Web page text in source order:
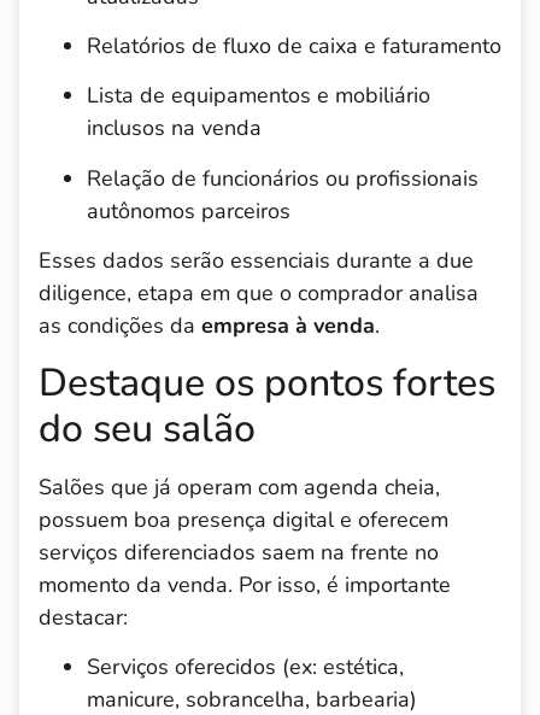
Relatórios de fluxo de caixa e faturamento
Lista de equipamentos e mobiliário
inclusos na venda
Relação de funcionários ou profissionais
autônomos parceiros
Esses dados serão essenciais durante a due
diligence, etapa em que o comprador analisa
as condições da empresa à venda.
Destaque os pontos fortes
do seu salão
Salões que já operam com agenda cheia,
possuem boa presença digital e oferecem
serviços diferenciados saem na frente no
momento da venda. Por isso, é importante
destacar:
Serviços oferecidos (ex: estética,
manicure, sobrancelha, barbearia)